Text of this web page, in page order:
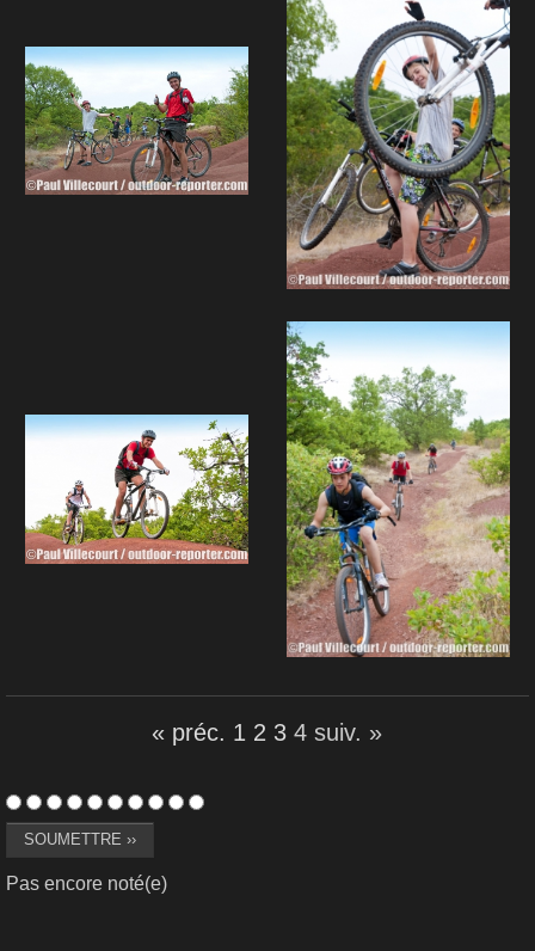
« préc. 1 2 3 4 suiv. »
Pas encore noté(e)